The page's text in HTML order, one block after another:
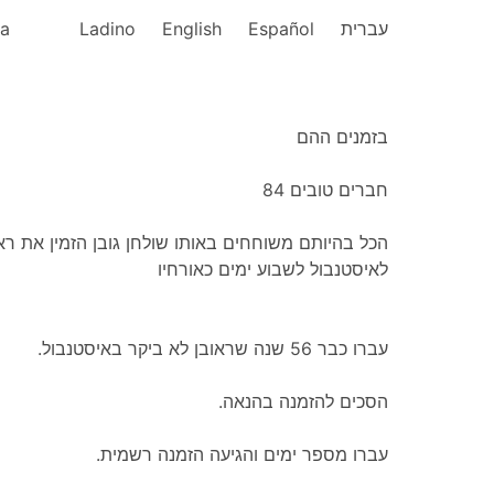
Ladino English Español עברית
בזמנים ההם
חברים טובים 84
לאיסטנבול לשבוע ימים כאורחיו
.עברו כבר 56 שנה שראובן לא ביקר באיסטנבול
.הסכים להזמנה בהנאה
.עברו מספר ימים והגיעה הזמנה רשמית